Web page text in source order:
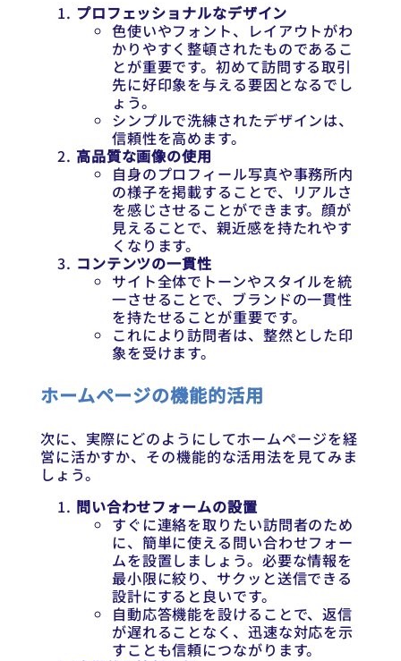
プロフェッショナルなデザイン
色使いやフォント、レイアウトがわ
かりやすく整頓されたものであるこ
とが重要です。初めて訪問する取引
先に好印象を与える要因となるでし
ょう。
シンプルで洗練されたデザインは、
信頼性を高めます。
高品質な画像の使用
自身のプロフィール写真や事務所内
の様子を掲載することで、リアルさ
を感じさせることができます。顔が
見えることで、親近感を持たれやす
くなります。
コンテンツの一貫性
サイト全体でトーンやスタイルを統
一させることで、ブランドの一貫性
を持たせることが重要です。
これにより訪問者は、整然とした印
象を受けます。
ホームページの機能的活用
次に、実際にどのようにしてホームページを経
営に活かすか、その機能的な活用法を見てみま
しょう。
問い合わせフォームの設置
すぐに連絡を取りたい訪問者のため
に、簡単に使える問い合わせフォー
ムを設置しましょう。必要な情報を
最小限に絞り、サクッと送信できる
設計にすると良いです。
自動応答機能を設けることで、返信
が遅れることなく、迅速な対応を示
すことも信頼につながります。